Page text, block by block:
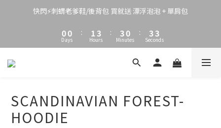
快閃⚡刺蝟老爹鞋/後背包 買就送 漂浮泡泡 + 單肩包
2
0
2
0
Days
:
3
1
0
5
3
2
Hours
:
5
3
2
2
0
Minutes
:
5
3
2
0
3
1
0
Seconds
SCANDINAVIAN FOREST-
HOODIE